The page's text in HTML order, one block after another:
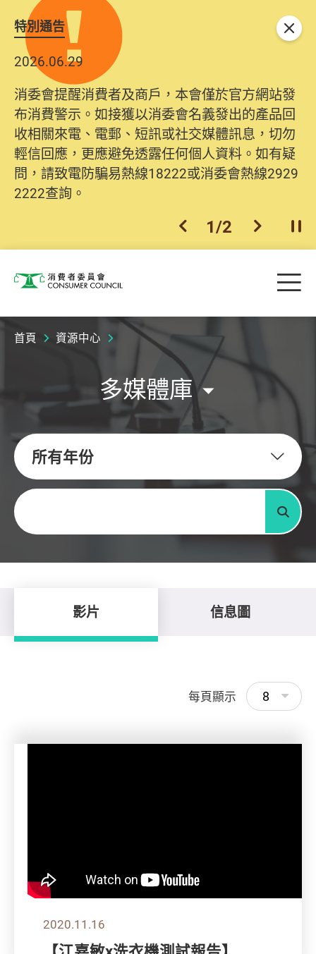
特別通告
2026.06.29
消委會提醒消費者及商戶，本會僅於官方網站發
布消費警示。如接獲以消委會名義發出的產品回
收相關來電、電郵、短訊或社交媒體訊息，切勿
輕信回應，更應避免透露任何個人資料。如有疑
問，請致電防騙易熱線18222或消委會熱線2929
2222查詢。
2025.10.31
為提升使用者體驗及網絡安全，本會的投訴處理
系統已經進行升級及推出新功能。由2025年11月
10日起，消費者需要提供基本聯絡資料（包括姓
名、電郵及電話）註冊帳戶，才可提交投訴、查
詢及建議。所有提交紀錄將清晰整合於帳戶中，
方便日後作出跟進。
上一個
2/2 下一個開
關閉
消費者委員會 目
首頁 資源中心
多媒體庫
所有年份
關鍵字
搜尋
影片 信息圖
每頁顯示 8
2020.11.16